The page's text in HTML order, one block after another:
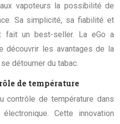
vapoteurs la possibilité de
Sa simplicité, sa fiabilité et
fait un best-seller. La eGo a
découvrir les avantages de la
détourner du tabac.
de température
contrôle de température dans
Cette innovation